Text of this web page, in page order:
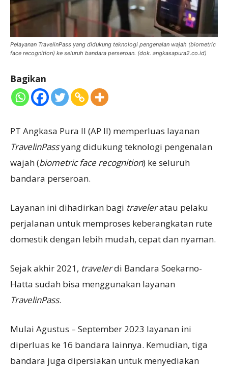
Pelayanan TravelinPass yang didukung teknologi pengenalan wajah (biometric
face recognition) ke seluruh bandara perseroan. (dok. angkasapura2.co.id)
Bagikan
PT Angkasa Pura II (AP II) memperluas layanan
TravelinPassyang didukung teknologi pengenalan
wajah (biometric face recognition) ke seluruh
bandara perseroan.
Layanan ini dihadirkan bagi traveleratau pelaku
perjalanan untuk memproses keberangkatan rute
domestik dengan lebih mudah, cepat dan nyaman.
Sejak akhir 2021, travelerdi Bandara Soekarno-
Hatta sudah bisa menggunakan layanan
TravelinPass.
Mulai Agustus – September 2023 layanan ini
diperluas ke 16 bandara lainnya. Kemudian, tiga
bandara juga dipersiakan untuk menyediakan